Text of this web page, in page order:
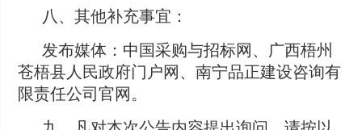
八、其他补充事宜：
发布媒体：中国采购与招标网、广西梧州
苍梧县人民政府门户网、南宁品正建设咨询有
限责任公司官网。